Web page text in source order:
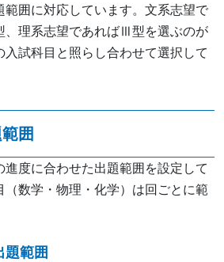
範囲に対応しています。文系志望で
理系志望であればⅢ型を選ぶのが
試科目と照らし合わせて選択して
囲
度に合わせた出題範囲を設定して
（数学・物理・化学）は回ごとに範
題範囲